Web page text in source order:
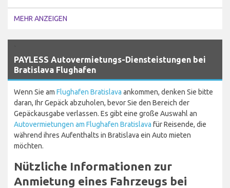
MEHR ANZEIGEN
PAYLESS Autovermietungs-Diensteistungen bei
Bratislava Flughafen
Wenn Sie am Flughafen Bratislava ankommen, denken Sie bitte
daran, Ihr Gepäck abzuholen, bevor Sie den Bereich der
Gepäckausgabe verlassen. Es gibt eine große Auswahl an
Autovermietungen am Flughafen Bratislava für Reisende, die
während ihres Aufenthalts in Bratislava ein Auto mieten
möchten.
Nützliche Informationen zur
Anmietung eines Fahrzeugs bei